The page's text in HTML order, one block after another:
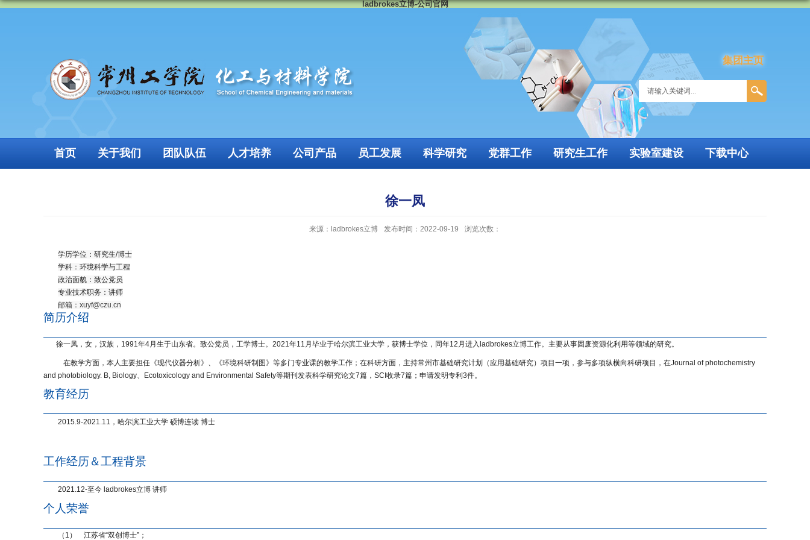
ladbrokes立博-公司官网
集团主页
首页 关于我们 团队队伍 人才培养 公司产品 员工发展 科学研究 党群工作 研究生工作 实验室建设 下载中心
徐一凤
来源：ladbrokes立博 发布时间：2022-09-19 浏览次数：
学历学位：研究生/博士
学科：环境科学与工程
政治面貌：致公党员
专业技术职务：讲师
邮箱： xuyf@czu.cn
简历介绍
徐一凤，女，汉族， 1991年4月生于山东省。致公党员，工学博士。 2021年11 月毕业于哈尔滨工业大学，获博士学位，同年12 月进入ladbrokes立博工作。主要从事固废资源化利用等领域的研究。
在教学方面，本人主要担任《现代仪器分析》、《环境科研制图》等多门专业课的教学工作；在科研方面，主持常州市基础研究计划（应用基础研究）项目一项，参与多项纵横向科研项目，在Journal of photochemistry
and photobiology. B, Biology、 Ecotoxicology and Environmental Safety等期刊发表科学研究论文7篇， SCI 收录7篇；申请发明专利 3件。
教育经历
2015.9-2021.11 ，哈尔滨工业大学 硕博连读 博士
工作经历＆工程背景
2021.12-至今 ladbrokes立博 讲师
个人荣誉
（1） 江苏省“双创博士”；